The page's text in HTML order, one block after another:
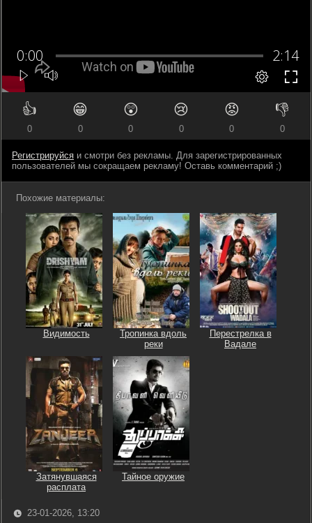
👍
0
😁
0
😲
0
😢
0
😡
0
👎
0
Регистрируйся и смотри без рекламы. Для зарегистрированных
пользователей мы сокращаем рекламу! Оставь комментарий ;)
Похожие материалы:
Видимость
Тропинка вдоль
реки
Перестрелка в
Вадале
Затянувшаяся
расплата
Тайное оружие
23-01-2026, 13:20